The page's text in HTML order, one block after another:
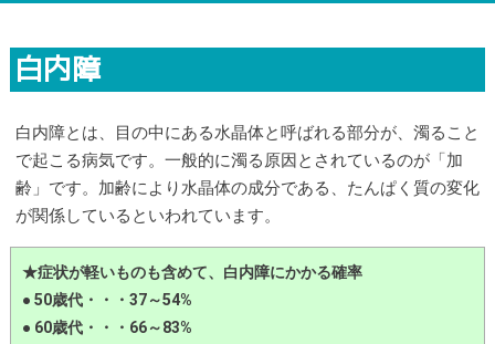
白内障
白内障とは、目の中にある水晶体と呼ばれる部分が、濁ること
で起こる病気です。一般的に濁る原因とされているのが「加
齢」です。加齢により水晶体の成分である、たんぱく質の変化
が関係しているといわれています。
★症状が軽いものも含めて、白内障にかかる確率
● 50歳代・・・37～54%
● 60歳代・・・66～83%